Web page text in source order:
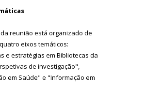
reunião está organizado de
eixos temáticos:
e estratégias em Bibliotecas da
de investigação",
em Saúde" e "Informação em